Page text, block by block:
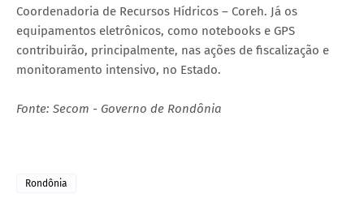
Coordenadoria de Recursos Hídricos – Coreh. Já os
equipamentos eletrônicos, como notebooks e GPS
contribuirão, principalmente, nas ações de fiscalização e
monitoramento intensivo, no Estado.
Fonte: Secom - Governo de Rondônia
Rondônia